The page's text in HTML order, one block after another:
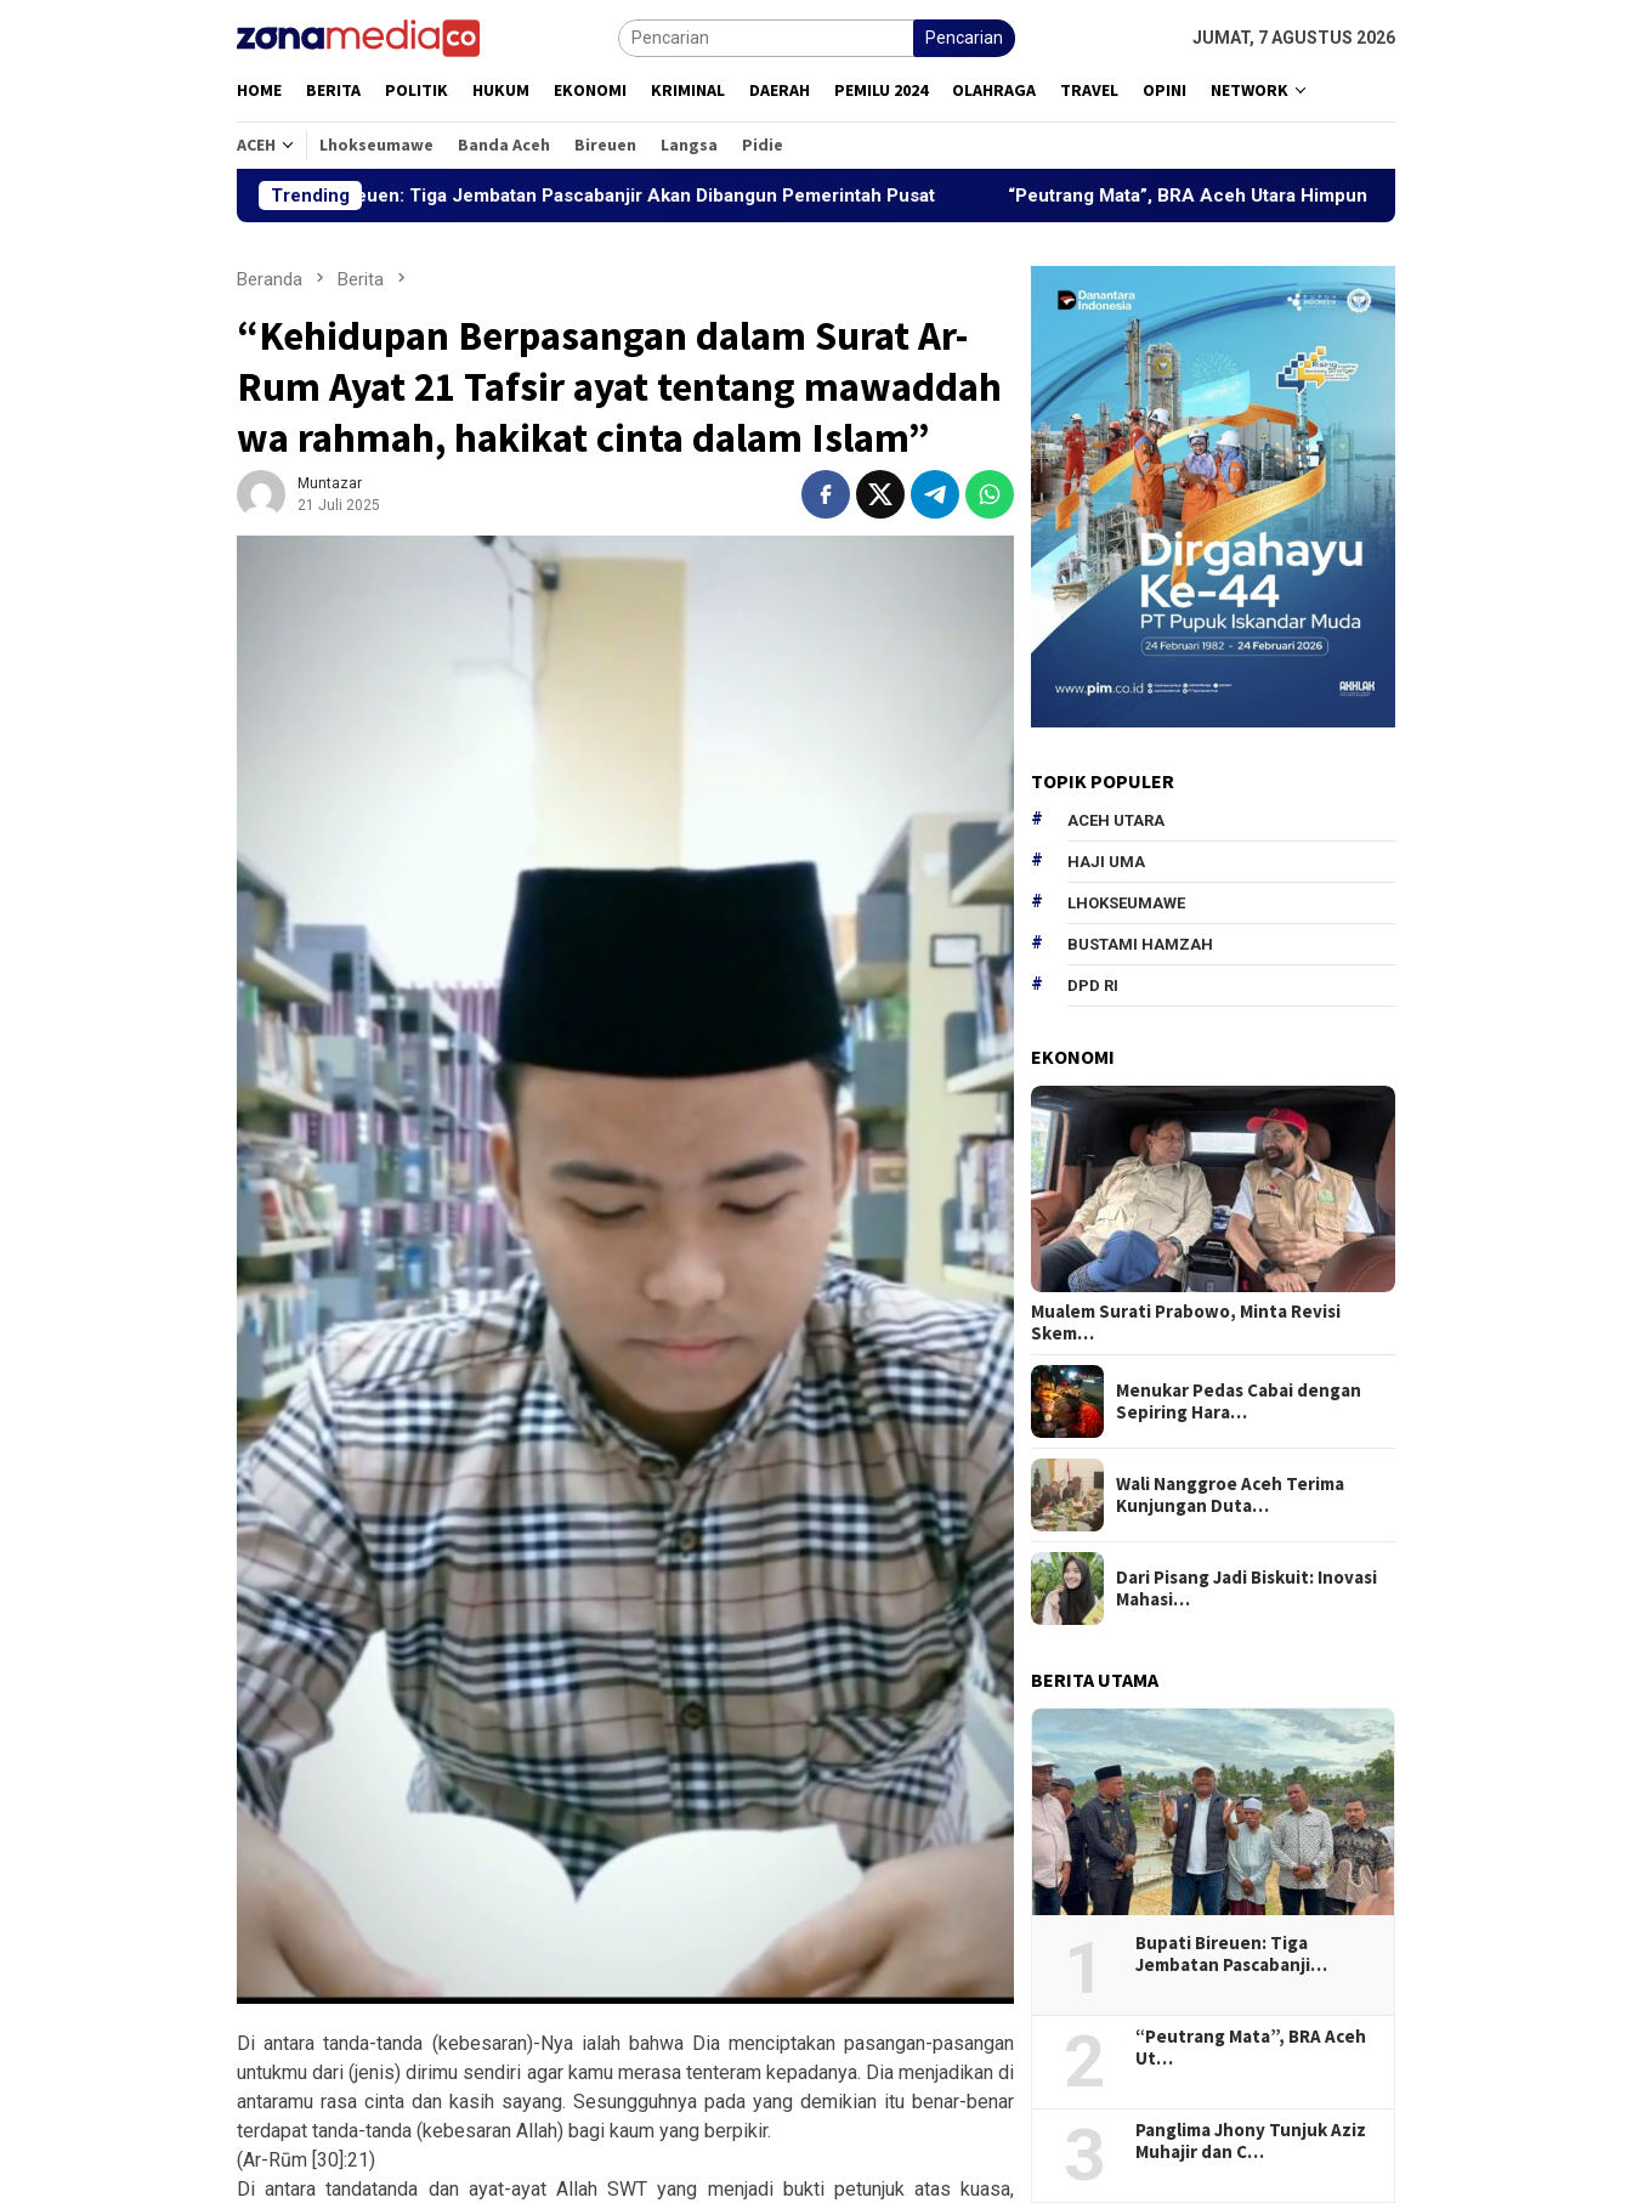
Pencarian JUMAT, 7 AGUSTUS 2026
HOME BERITA POLITIK HUKUM EKONOMI KRIMINAL DAERAH PEMILU 2024 OLAHRAGA TRAVEL OPINI NETWORK
ACEH Lhokseumawe Banda Aceh Bireuen Langsa Pidie
Trending
Bupati Bireuen: Tiga Jembatan Pascabanjir Akan Dibangun Pemerintah Pusat “Peutrang Mata”, BRA Aceh Utara Himpun Berbagai Elemen Bahas Penguatan Perdamaian
Beranda Berita
“Kehidupan Berpasangan dalam Surat Ar-
Rum Ayat 21 Tafsir ayat tentang mawaddah
wa rahmah, hakikat cinta dalam Islam”
Muntazar
21 Juli 2025
Di antara tanda-tanda (kebesaran)-Nya ialah bahwa Dia menciptakan pasangan-pasangan
untukmu dari (jenis) dirimu sendiri agar kamu merasa tenteram kepadanya. Dia menjadikan di
antaramu rasa cinta dan kasih sayang. Sesungguhnya pada yang demikian itu benar-benar
terdapat tanda-tanda (kebesaran Allah) bagi kaum yang berpikir.
(Ar-Rūm [30]:21)
Di antara tandatanda dan ayat-ayat Allah SWT yang menjadi bukti petunjuk atas kuasa,
TOPIK POPULER
ACEH UTARA
HAJI UMA
LHOKSEUMAWE
BUSTAMI HAMZAH
DPD RI
EKONOMI
Mualem Surati Prabowo, Minta Revisi
Skem…
Menukar Pedas Cabai dengan
Sepiring Hara…
Wali Nanggroe Aceh Terima
Kunjungan Duta…
Dari Pisang Jadi Biskuit: Inovasi
Mahasi…
BERITA UTAMA
1
Bupati Bireuen: Tiga
Jembatan Pascabanji…
2
“Peutrang Mata”, BRA Aceh
Ut…
3
Panglima Jhony Tunjuk Aziz
Muhajir dan C…